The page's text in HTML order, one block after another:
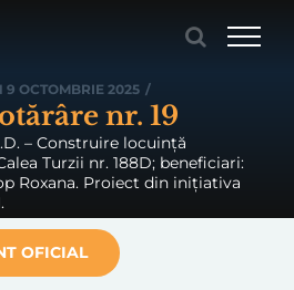
OCTOMBRIE 2025 /
nr. 19
– Construire locuință
Turzii nr. 188D; beneficiari:
Roxana. Proiect din inițiativa
OFICIAL